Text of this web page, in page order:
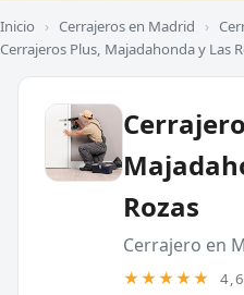
Inicio › Cerrajeros en Madrid ›
Cerrajeros Plus, Majadahonda y Las
Rozas
Cerrajero en
★★★★★